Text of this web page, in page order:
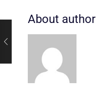
About author